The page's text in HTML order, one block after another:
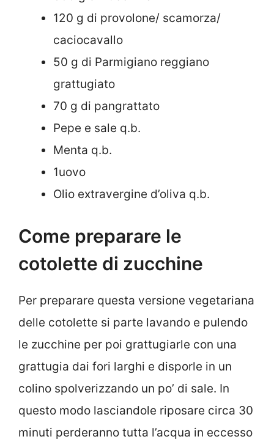
120 g di provolone/ scamorza/
caciocavallo
50 g di Parmigiano reggiano
grattugiato
70 g di pangrattato
Pepe e sale q.b.
Menta q.b.
1uovo
Olio extravergine d’oliva q.b.
Come preparare le
cotolette di zucchine
Per preparare questa versione vegetariana
delle cotolette si parte lavando e pulendo
le zucchine per poi grattugiarle con una
grattugia dai fori larghi e disporle in un
colino spolverizzando un po’ di sale. In
questo modo lasciandole riposare circa 30
minuti perderanno tutta l’acqua in eccesso